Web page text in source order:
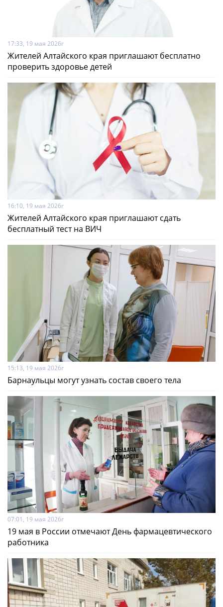
17:33, 19 мая 2026г
Жителей Алтайского края приглашают бесплатно
проверить здоровье детей
16:10, 19 мая 2026г
Жителей Алтайского края приглашают сдать
бесплатный тест на ВИЧ
15:13, 19 мая 2026г
Барнаульцы могут узнать состав своего тела
07:01, 19 мая 2026г
19 мая в России отмечают День фармацевтического
работника